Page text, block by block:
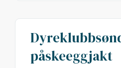
påskeeggjakt